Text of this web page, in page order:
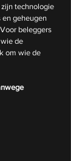
technologie
en geheugen
beleggers
de
om wie de